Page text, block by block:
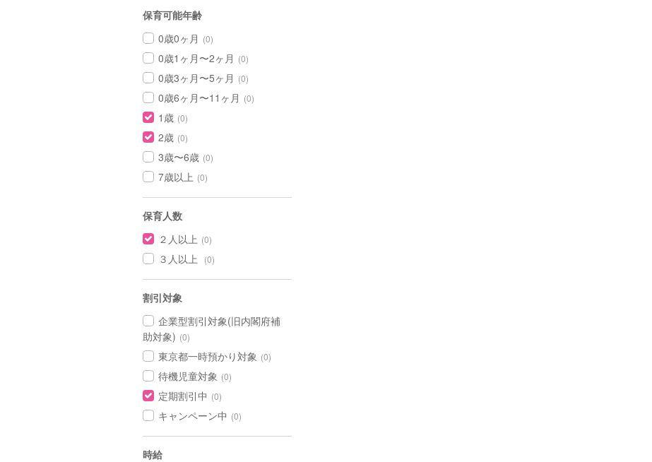
保育可能年齢
0歳0ヶ月 (0)
0歳1ヶ月〜2ヶ月 (0)
0歳3ヶ月〜5ヶ月 (0)
0歳6ヶ月〜11ヶ月 (0)
1歳 (0)
2歳 (0)
3歳〜6歳 (0)
7歳以上 (0)
保育人数
２人以上 (0)
３人以上 (0)
割引対象
企業型割引対象(旧内閣府補
助対象) (0)
東京都一時預かり対象 (0)
待機児童対象 (0)
定期割引中 (0)
キャンペーン中 (0)
時給